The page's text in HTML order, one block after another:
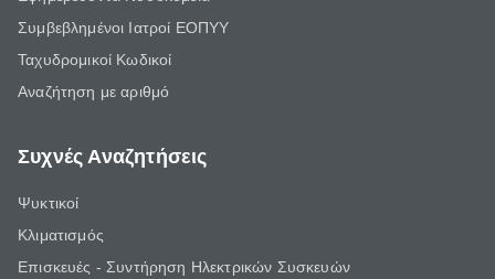
Συμβεβλημένοι Ιατροί ΕΟΠΥΥ
Ταχυδρομικοί Κωδικοί
Αναζήτηση με αριθμό
Συχνές Αναζητήσεις
Ψυκτικοί
Κλιματισμός
Επισκευές - Συντήρηση Ηλεκτρικών Συσκευών